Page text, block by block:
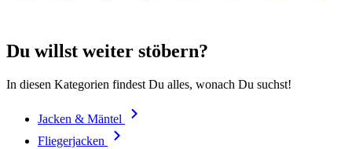
Du willst weiter stöbern?
In diesen Kategorien findest Du alles, wonach Du suchst!
Jacken & Mäntel
Fliegerjacken